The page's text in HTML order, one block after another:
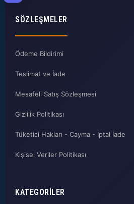
SÖZLEŞMELER
Ödeme Bildirimi
Teslimat ve İade
Mesafeli Satış Sözleşmesi
Gizlilik Politikası
Tüketici Hakları - Cayma - İptal İade
Kişisel Veriler Politikası
KATEGORILER